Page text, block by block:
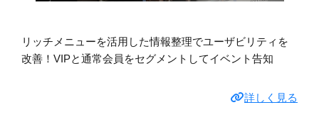
リッチメニューを活用した情報整理でユーザビリティを
改善！VIPと通常会員をセグメントしてイベント告知
詳しく見る